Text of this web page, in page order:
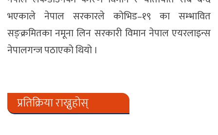
भएकाले नेपाल सरकारले कोभिड–१९ का सम्भावित
सङ्क्रमितका नमूना लिन सरकारी विमान नेपाल एयरलाइन्स
नेपालगन्ज पठाएको थियो ।
प्रतिक्रिया राख्नुहोस्